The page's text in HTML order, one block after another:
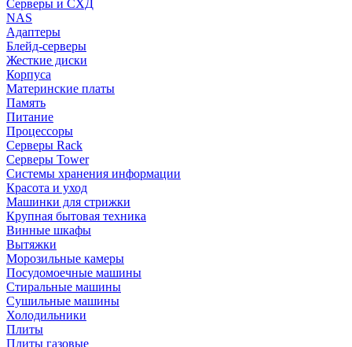
Серверы и СХД
NAS
Адаптеры
Блейд-серверы
Жесткие диски
Корпуса
Материнские платы
Память
Питание
Процессоры
Серверы Rack
Серверы Tower
Системы хранения информации
Красота и уход
Машинки для стрижки
Крупная бытовая техника
Винные шкафы
Вытяжки
Морозильные камеры
Посудомоечные машины
Стиральные машины
Сушильные машины
Холодильники
Плиты
Плиты газовые